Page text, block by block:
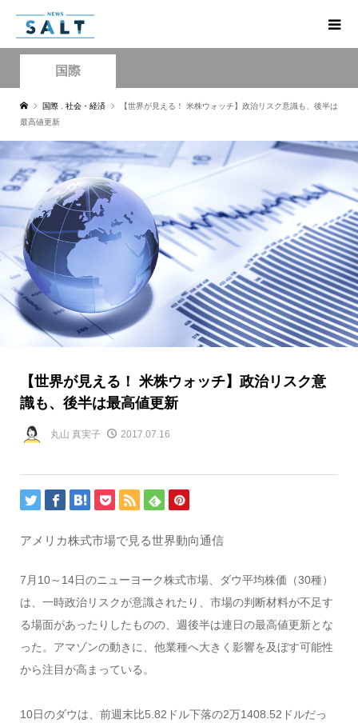
国際
国際 社会・経済
【世界が見える！ 米株ウォッチ】政治リスク意識も、後半は
最高値更新
【世界が見える！ 米株ウォッチ】政治リスク意
識も、後半は最高値更新
丸山 真実子 2017.07.16
アメリカ株式市場で見る世界動向通信
7月10～14日のニューヨーク株式市場、ダウ平均株価（30種）
は、一時政治リスクが意識されたり、市場の判断材料が不足す
る場面があったりしたものの、週後半は連日の最高値更新とな
った。アマゾンの動きに、他業種へ大きく影響を及ぼす可能性
から注目が高まっている。
10日のダウは、前週末比5.82ドル下落の2万1408.52ドルだっ